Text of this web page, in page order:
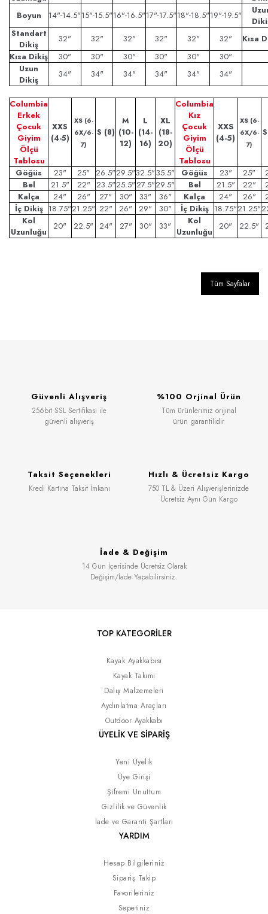
Boyun
14"-14.5"15"-15.5"16"-16.5"17"-17.5"18"-18.5"19"-19.5"
Standart
Dikiş
32" 32" 32" 32" 32" 32"
Kısa
Kısa Dikiş
30" 30" 30" 30" 30"
30"
Uzun
Dikiş
34" 34" 34" 34" 34" 34"
Columbia
Erkek
Çocuk
Giyim
Ölçü
Tablosu
XXS
(4-5)
XS (6-
6X/6-
7)
S (8)
M
(10-
12)
L
(14-
16)
XL
(18-
20)
Columbia
Kız
Çocuk
Giyim
Ölçü
Tablosu
XXS
(4-5)
XS (6-
6X/6-
7)
Göğüs 23" 25" 26.5"29.5"32.5"35.5" Göğüs 23" 25"
Bel
21.5" 22" 23.5"25.5"27.5"29.5" Bel 21.5" 22"
Kalça
24" 26" 27" 30" 33" 36" Kalça 24" 26"
İç Dikiş 18.75"21.25" 22" 26" 29" 30" İç Dikiş 18.75"21.25"
Kol
Uzunluğu
20" 22.5" 24" 27" 30" 33"
Kol
Uzunluğu
20" 22.5"
Tüm Sayfalar
Güvenli Alışveriş
256bit SSL Sertifikası ile
güvenli alışveriş
%100 Orjinal Ürün
Tüm ürünlerimiz orijinal
ürün garantilidir
Taksit Seçenekleri
Kredi Kartına Taksit İmkanı
Hızlı & Ücretsiz Kargo
750 TL & Üzeri Alışverişlerinizde
Ücretsiz Aynı Gün Kargo
İade & Değişim
14 Gün İçerisinde Ücretsiz Olarak
Değişim/İade Yapabilirsiniz.
TOP KATEGORİLER
Kayak Ayakkabısı
Kayak Takımı
Dalış Malzemeleri
Aydınlatma Araçları
Outdoor Ayakkabı
ÜYELİK VE SİPARİŞ
Yeni Üyelik
Üye Girişi
Şifremi Unuttum
Gizlilik ve Güvenlik
İade ve Garanti Şartları
YARDIM
Hesap Bilgileriniz
Sipariş Takip
Favorileriniz
Sepetiniz